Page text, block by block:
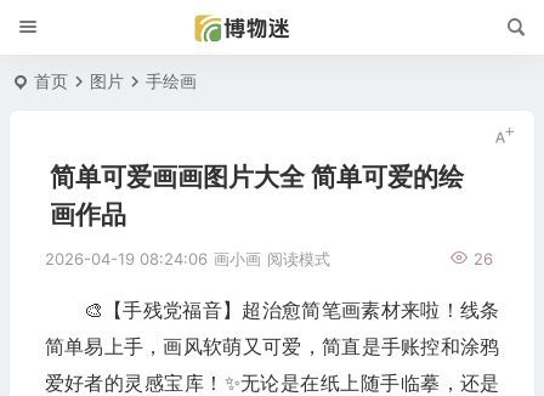
首页 图片 手绘画
简单可爱画画图片大全 简单可爱的绘
画作品
2026-04-19 08:24:06 画小画 26
阅读模式
🎨【手残党福音】超治愈简笔画素材来啦！线条
简单易上手，画风软萌又可爱，简直是手账控和涂鸦
爱好者的灵感宝库！✨无论是在纸上随手临摹，还是